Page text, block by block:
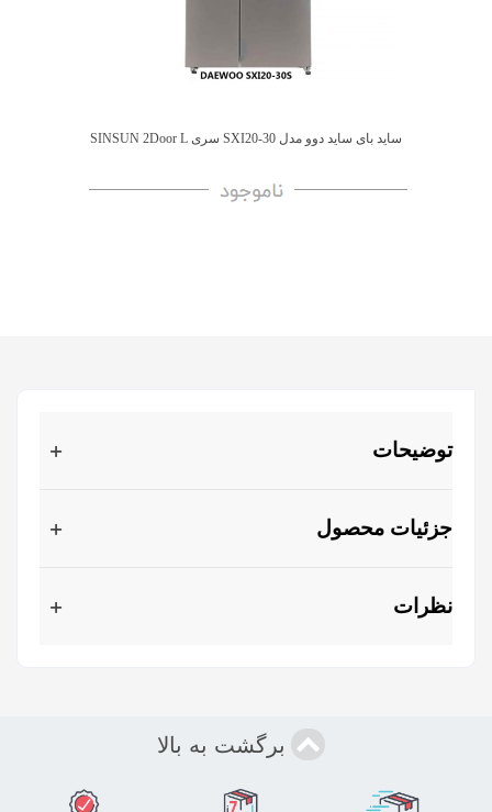
ساید بای ساید دوو مدل SXI20-30 سری SINSUN 2Door L
توضیحات
جزئیات محصول
نظرات
برگشت به بالا